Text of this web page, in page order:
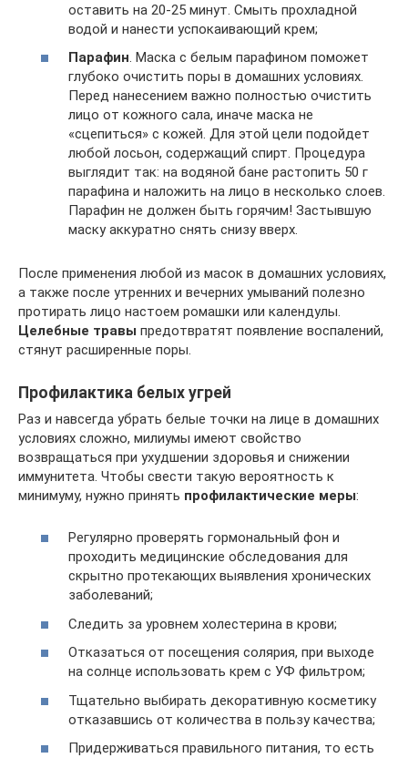
оставить на 20-25 минут. Смыть прохладной
водой и нанести успокаивающий крем;
Парафин. Маска с белым парафином поможет
глубоко очистить поры в домашних условиях.
Перед нанесением важно полностью очистить
лицо от кожного сала, иначе маска не
«сцепиться» с кожей. Для этой цели подойдет
любой лосьон, содержащий спирт. Процедура
выглядит так: на водяной бане растопить 50 г
парафина и наложить на лицо в несколько слоев.
Парафин не должен быть горячим! Застывшую
маску аккуратно снять снизу вверх.
После применения любой из масок в домашних условиях,
а также после утренних и вечерних умываний полезно
протирать лицо настоем ромашки или календулы.
Целебные травы предотвратят появление воспалений,
стянут расширенные поры.
Профилактика белых угрей
Раз и навсегда убрать белые точки на лице в домашних
условиях сложно, милиумы имеют свойство
возвращаться при ухудшении здоровья и снижении
иммунитета. Чтобы свести такую вероятность к
минимуму, нужно принять профилактические меры:
Регулярно проверять гормональный фон и
проходить медицинские обследования для
скрытно протекающих выявления хронических
заболеваний;
Следить за уровнем холестерина в крови;
Отказаться от посещения солярия, при выходе
на солнце использовать крем с УФ фильтром;
Тщательно выбирать декоративную косметику
отказавшись от количества в пользу качества;
Придерживаться правильного питания, то есть